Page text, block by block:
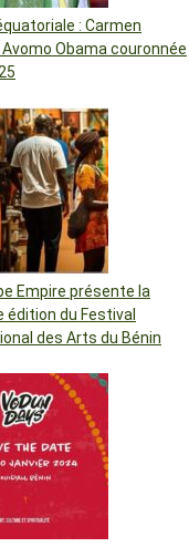
: Carmen
Avomo Obama couronnée
Empire présente la
édition du Festival
des Arts du Bénin